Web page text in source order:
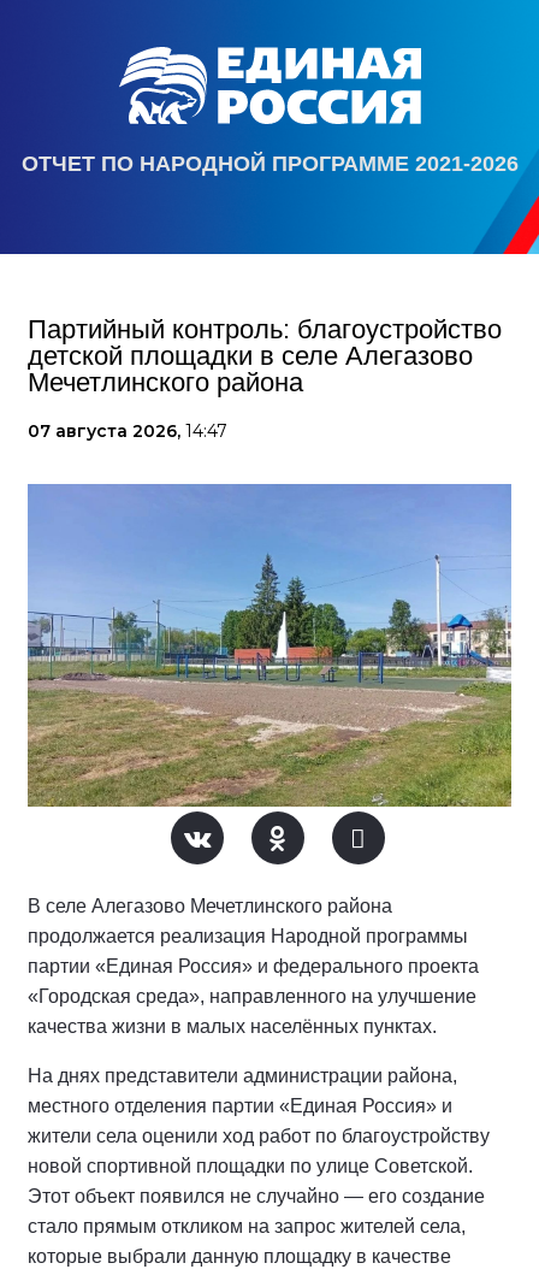
ОТЧЕТ ПО НАРОДНОЙ ПРОГРАММЕ 2021-2026
Партийный контроль: благоустройство
детской площадки в селе Алегазово
Мечетлинского района
07 августа 2026, 14:47
В селе Алегазово Мечетлинского района
продолжается реализация Народной программы
партии «Единая Россия» и федерального проекта
«Городская среда», направленного на улучшение
качества жизни в малых населённых пунктах.
На днях представители администрации района,
местного отделения партии «Единая Россия» и
жители села оценили ход работ по благоустройству
новой спортивной площадки по улице Советской.
Этот объект появился не случайно — его создание
стало прямым откликом на запрос жителей села,
которые выбрали данную площадку в качестве